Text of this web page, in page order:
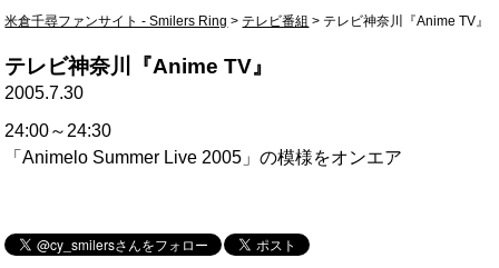
米倉千尋ファンサイト - Smilers Ring >テレビ番組 >テレビ神奈川『Anime TV』
テレビ神奈川『Anime TV』
2005.7.30
24:00～24:30
「Animelo Summer Live 2005」の模様をオンエア